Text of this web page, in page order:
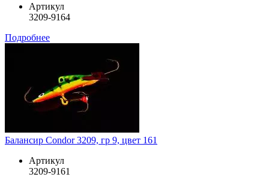
Артикул
3209-9164
Подробнее
Балансир Condor 3209, гр 9, цвет 161
Артикул
3209-9161